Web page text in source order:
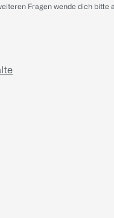
Fragen wende dich bitte